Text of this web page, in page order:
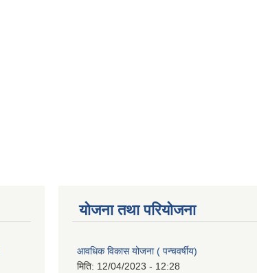
योजना तथा परियोजना
आवधिक विकास योजना ( पन्चवर्षीय)
मिति: 12/04/2023 - 12:28